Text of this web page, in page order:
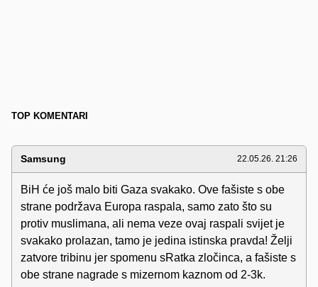
TOP KOMENTARI
Samsung 22.05.26. 21:26
BiH će još malo biti Gaza svakako. Ove fašiste s obe
strane podržava Europa raspala, samo zato što su
protiv muslimana, ali nema veze ovaj raspali svijet je
svakako prolazan, tamo je jedina istinska pravda! Želji
zatvore tribinu jer spomenu sRatka zločinca, a fašiste s
obe strane nagrade s mizernom kaznom od 2-3k.